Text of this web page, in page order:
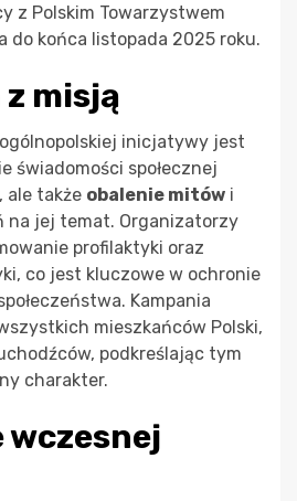
z Polskim Towarzystwem
do końca listopada 2025 roku.
misją
inicjatywy jest
świadomości społecznej
ale także obalenie mitów i
na jej temat. Organizatorzy
profilaktyki oraz
co jest kluczowe w ochronie
Kampania
mieszkańców Polski,
podkreślając tym
charakter.
wczesnej